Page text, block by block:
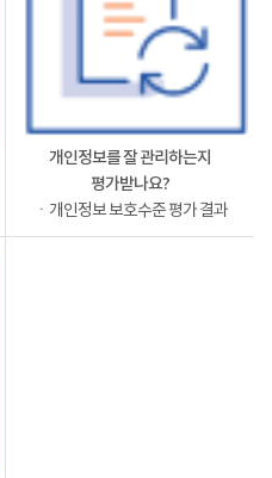
개인정보를 잘 관리하는지
평가받나요?
ㆍ개인정보 보호수준 평가 결과